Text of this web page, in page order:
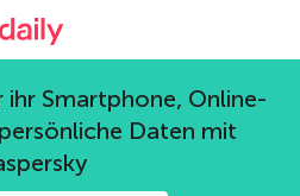
Blog von Kaspersky
Smartphone, Online-
Daten mit